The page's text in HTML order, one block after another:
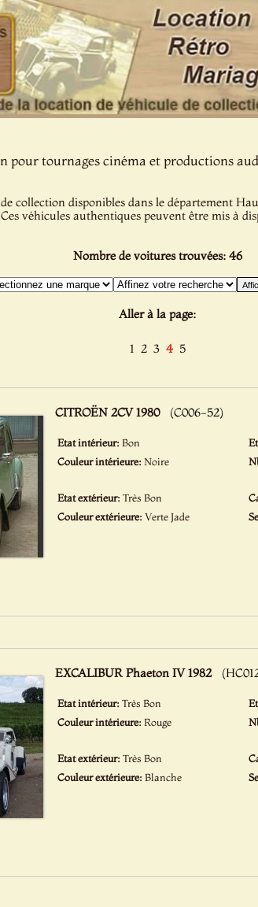
pour tournages cinéma et productions
collection disponibles dans le département
véhicules authentiques peuvent être mis à
Nombre de voitures trouvées: 46
Aller à la page:
1 2 3 4 5
CITROËN 2CV 1980 (C006-52)
Etat intérieur: Bon
Couleur intérieure: Noire
Etat extérieur: Très Bon
Couleur extérieure: Verte Jade
EXCALIBUR Phaeton IV 1982
Etat intérieur: Très Bon
Couleur intérieure: Rouge
Etat extérieur: Très Bon
Couleur extérieure: Blanche